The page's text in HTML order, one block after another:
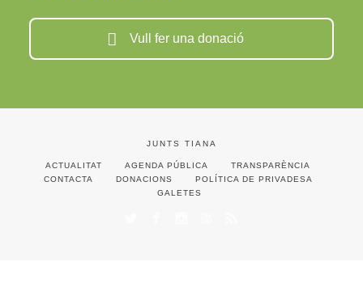
Vull fer una donació
JUNTS TIANA
ACTUALITAT AGENDA PÚBLICA
TRANSPARÈNCIA
CONTACTA
DONACIONS
POLÍTICA DE PRIVADESA
GALETES